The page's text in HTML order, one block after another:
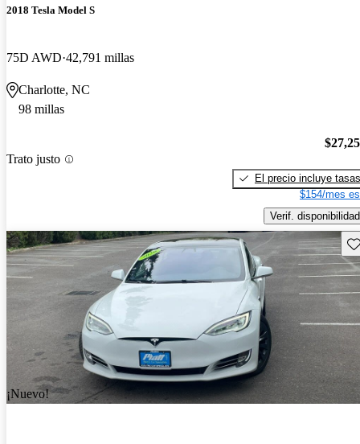
2018 Tesla Model S
75D AWD 42,791 millas
Charlotte, NC
98 millas
Trato justo
El precio incluye tasas
$154/mes
Verif. disponibilidad
¡Nuevo!